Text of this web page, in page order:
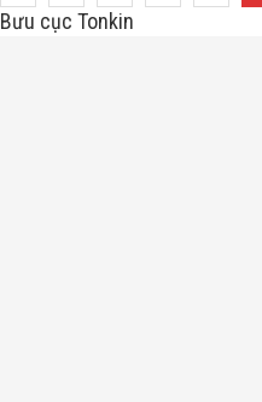
Bưu cục Tonkin